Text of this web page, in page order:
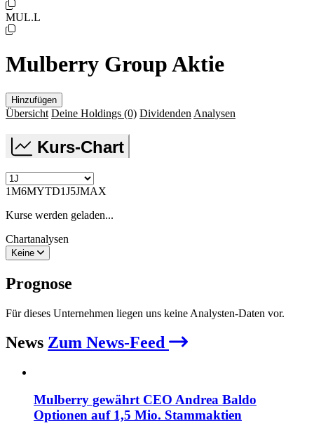
MUL.L
Mulberry Group Aktie
Hinzufügen
Übersicht Deine Holdings (0) Dividenden Analysen
Kurs-Chart
1M6MYTD1J5JMAX
Kurse werden geladen...
Chartanalysen
Keine
Prognose
Für dieses Unternehmen liegen uns keine Analysten-Daten vor.
News Zum News-Feed
Mulberry gewährt CEO Andrea Baldo
Optionen auf 1,5 Mio. Stammaktien